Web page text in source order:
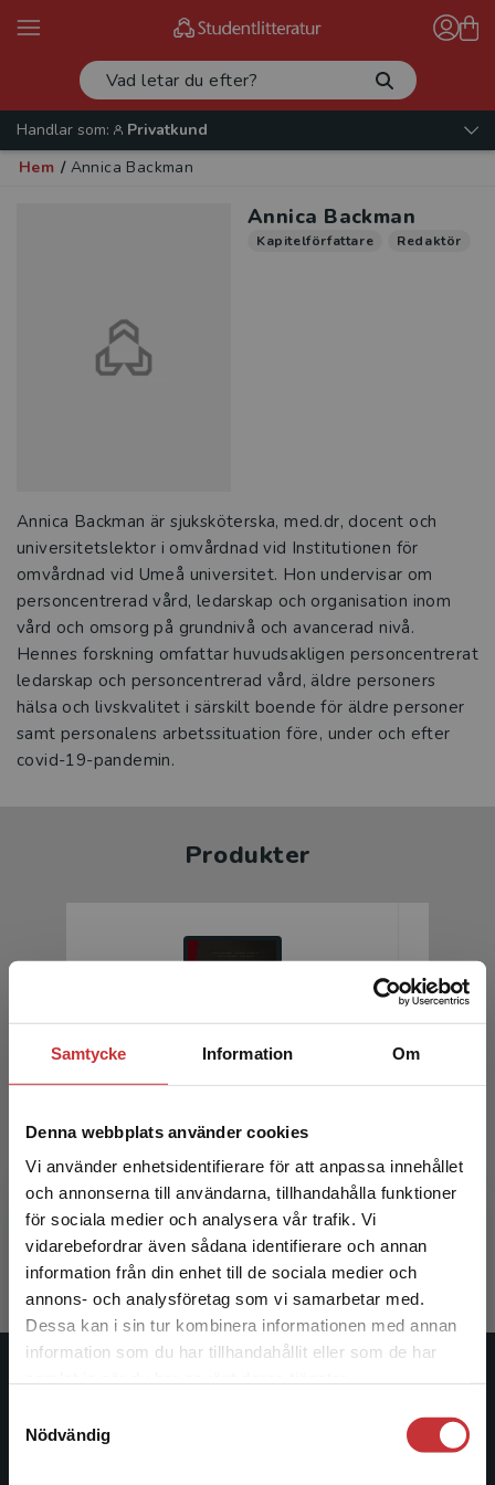
Samtycke Information Om
Denna webbplats använder cookies
Vi använder enhetsidentifierare för att anpassa innehållet
och annonserna till användarna, tillhandahålla funktioner
för sociala medier och analysera vår trafik. Vi
vidarebefordrar även sådana identifierare och annan
information från din enhet till de sociala medier och
annons- och analysföretag som vi samarbetar med.
Dessa kan i sin tur kombinera informationen med annan
information som du har tillhandahållit eller som de har
Nödvändig
Begränsad fraktregion
Det verkar som att du besöker
studentlitteratur.se via en enhet utanför Sverige.
Vi erbjuder inte leveranser utanför Sverige. För
att kunna slutföra ett köp måste
Handlar som:
Privatkund
Hem / Annica Backman
Annica Backman
Kapitelförfattare Redaktör
Annica Backman är sjuksköterska, med.dr, docent och
universitetslektor i omvårdnad vid Institutionen för
omvårdnad vid Umeå universitet. Hon undervisar om
personcentrerad vård, ledarskap och organisation inom
vård och omsorg på grundnivå och avancerad nivå.
Hennes forskning omfattar huvudsakligen personcentrerat
ledarskap och personcentrerad vård, äldre personers
hälsa och livskvalitet i särskilt boende för äldre personer
samt personalens arbetssituation före, under och efter
covid-19-pandemin.
Produkter
Omvårdnadens grunder
Backman, Annica m.fl. (red.)
inkl. moms
Exkl. moms: 281 kr
Backman,
Exkl.
Studentlitteratur
Studentlitteratur grundades 1963 och är idag Sveriges